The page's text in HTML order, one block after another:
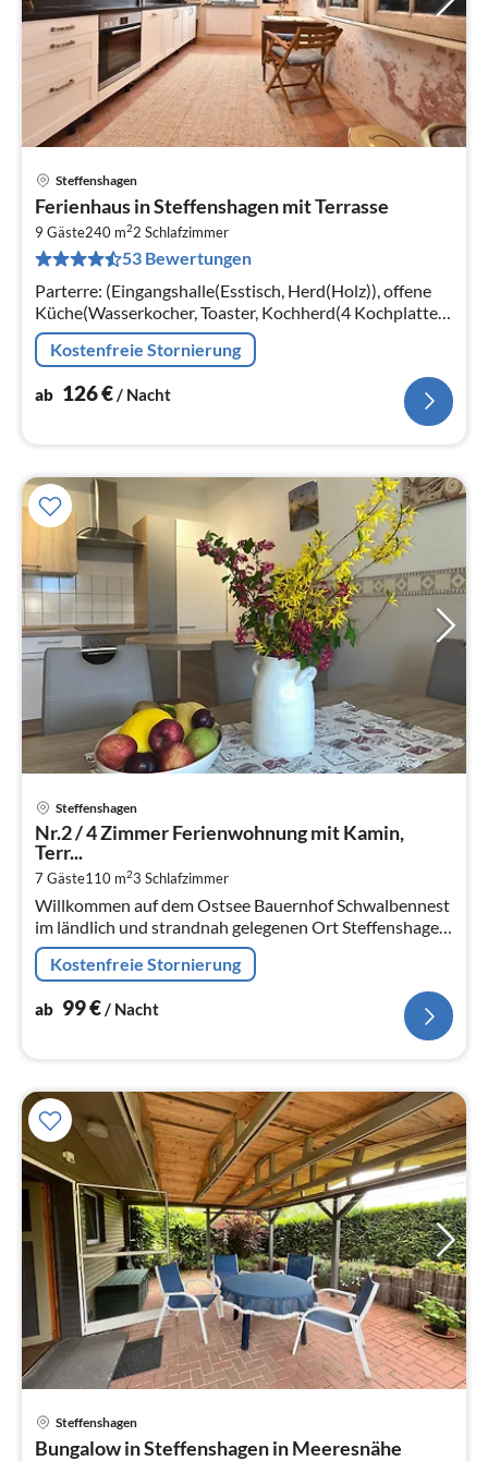
Steffenshagen
Ferienhaus in Steffenshagen mit Terrasse
9 Gäste240 m22 Schlafzimmer
53 Bewertungen
Parterre: (Eingangshalle(Esstisch, Herd(Holz)), offene
Küche(Wasserkocher, Toaster, Kochherd(4 Kochplatten,
Ceranfeld)
Kostenfreie Stornierung
ab 126€/ Nacht
Steffenshagen
Nr.2 / 4 Zimmer Ferienwohnung mit Kamin,
Terr...
7 Gäste110 m23 Schlafzimmer
Willkommen auf dem Ostsee Bauernhof Schwalbennest
im ländlich und strandnah gelegenen Ort Steffenshagen
zwischen Kühlungsborn und Heiligendamm.
Kostenfreie Stornierung
ab 99€/ Nacht
Steffenshagen
Bungalow in Steffenshagen in Meeresnähe